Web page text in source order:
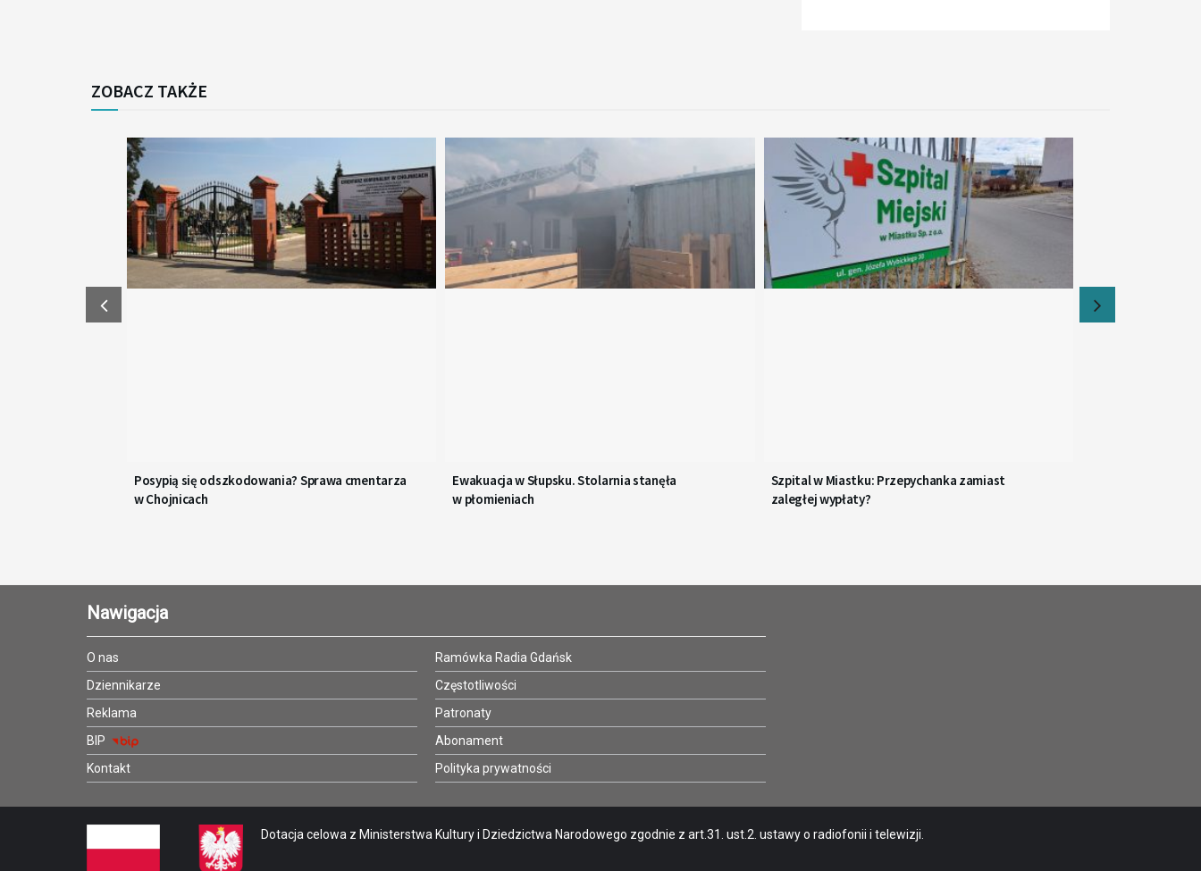
ZOBACZ TAKŻE
Posypią się odszkodowania? Sprawa cmentarza
w Chojnicach
Ewakuacja w Słupsku. Stolarnia stanęła
w płomieniach
Szpital w Miastku: Przepychanka zamiast
zaległej wypłaty?
Nawigacja
O nas
Dziennikarze
Reklama
BIP
Kontakt
Ramówka Radia Gdańsk
Częstotliwości
Patronaty
Abonament
Polityka prywatności
Dotacja celowa z Ministerstwa Kultury i Dziedzictwa Narodowego zgodnie z art.31. ust.2. ustawy o radiofonii i telewizji.